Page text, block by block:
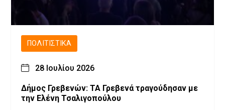
ΠΟΛΙΤΙΣΤΙΚΆ
28 Ιουλίου 2026
Δήμος Γρεβενών: ΤΑ Γρεβενά τραγούδησαν με
την Ελένη Τσαλιγοπούλου